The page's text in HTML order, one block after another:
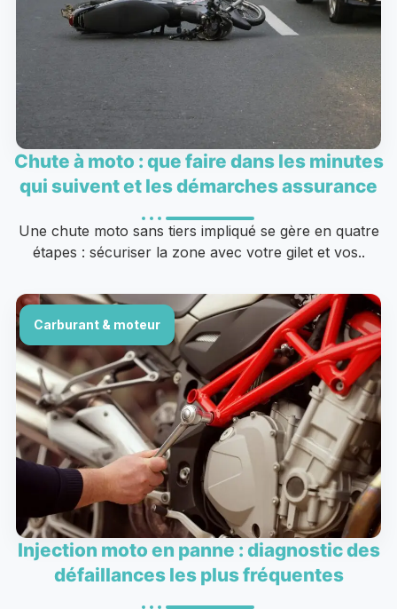
Chute à moto : que faire dans les minutes
qui suivent et les démarches assurance
Une chute moto sans tiers impliqué se gère en quatre
étapes : sécuriser la zone avec votre gilet et vos..
Carburant & moteur
Injection moto en panne : diagnostic des
défaillances les plus fréquentes